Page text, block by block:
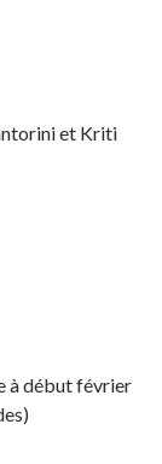
et Kriti
à début février